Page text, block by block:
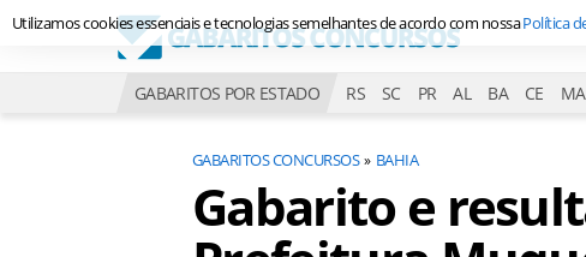
GABARITOS POR ESTADO RS SC PR AL BA CE MA
GABARITOS CONCURSOS BAHIA
Gabarito e
Utilizamos cookies essenciais e tecnologias semelhantes de acordo com nossaPolítica